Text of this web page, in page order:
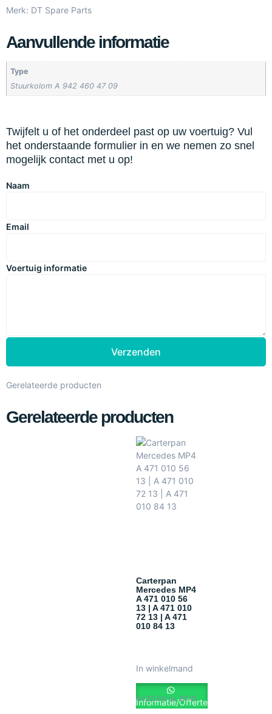
Merk: DT Spare Parts
Aanvullende informatie
Type
Stuurkolom A 942 460 47 09
Twijfelt u of het onderdeel past op uw voertuig? Vul
het onderstaande formulier in en we nemen zo snel
mogelijk contact met u op!
Naam
Email
Voertuig informatie
Verzenden
Gerelateerde producten
Gerelateerde producten
Carterpan
Mercedes MP4
A 471 010 56
13 | A 471 010
72 13 | A 471
010 84 13
€435.00 ex. BTW
In winkelmand
Informatie/Offerte